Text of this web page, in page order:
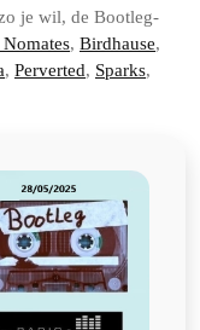
je wil, de Bootleg-
, Birdhause,
, Perverted, Sparks,